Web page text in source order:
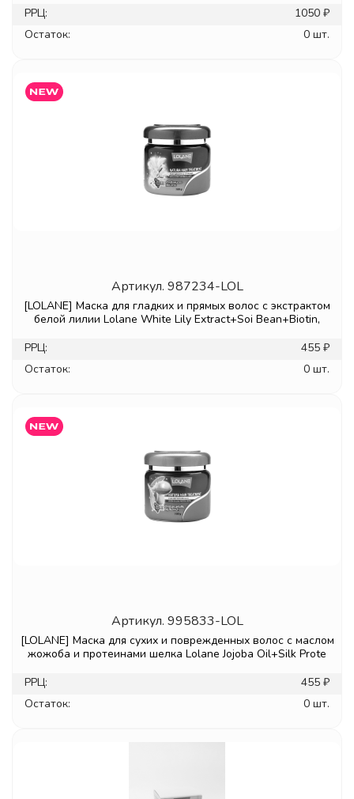
РРЦ:
1050 ₽
Остаток:
0 шт.
Артикул. 987234-LOL
[LOLANE] Маска для гладких и прямых волос с экстрактом
белой лилии Lolane White Lily Extract+Soi Bean+Biotin,
РРЦ:
455 ₽
Остаток:
0 шт.
Артикул. 995833-LOL
[LOLANE] Маска для сухих и поврежденных волос с маслом
жожоба и протеинами шелка Lolane Jojoba Oil+Silk Prote
РРЦ:
455 ₽
Остаток:
0 шт.